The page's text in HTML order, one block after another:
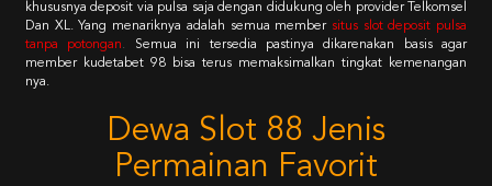
khususnya deposit via pulsa saja dengan didukung oleh provider Telkomsel
Dan XL. Yang menariknya adalah semua member situs slot deposit pulsa
tanpa potongan.
Semua ini tersedia pastinya dikarenakan basis agar
member kudetabet 98 bisa terus memaksimalkan tingkat kemenangan
nya.
Dewa Slot 88 Jenis
Permainan Favorit